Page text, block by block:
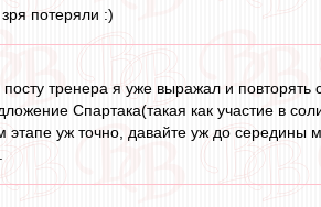
потеряли :)
тренера я уже выражал и
Спартака(такая как участие в
этапе уж точно, давайте уж до